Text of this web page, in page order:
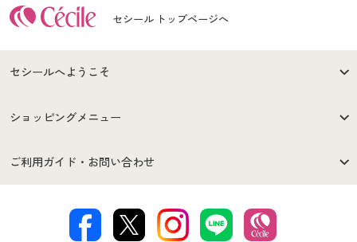
セシール トップページへ
セシールへようこそ
はじめての方へ
セシールご利用規約
著作権・商標について 会社案内
ショッピングメニュー
商品カテゴリ
ご利用ガイド・お問い合わせ